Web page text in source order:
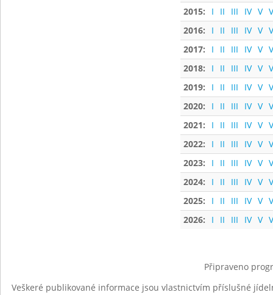
2015:
I II III IV V
2016:
I II III IV V
2017:
I II III IV V
2018:
I II III IV V
2019:
I II III IV V
2020:
I II III IV V
2021:
I II III IV V
2022:
I II III IV V
2023:
I II III IV V
2024:
I II III IV V
2025:
I II III IV V
2026:
I II III IV V
Připraveno
Veškeré publikované informace jsou vlastnictvím příslušné